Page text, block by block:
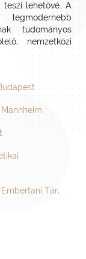
teszi lehetővé. A
tudományos
nemzetközi
Tár,